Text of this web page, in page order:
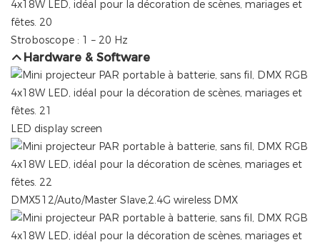
Stroboscope : 1 – 20 Hz
Hardware & Software
LED display screen
DMX512/Auto/Master Slave,2.4G wireless DMX